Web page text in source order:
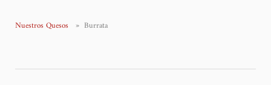
Nuestros Quesos » Burrata